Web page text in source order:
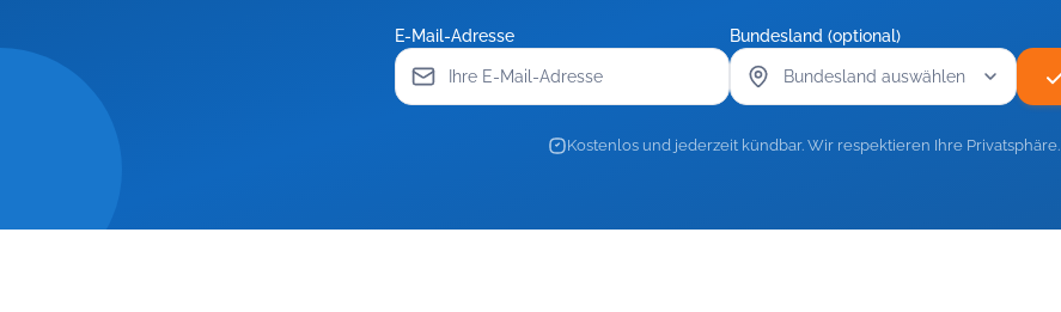
E-Mail-Adresse Bundesland (optional)
Kostenlos und jederzeit kündbar. Wir respektieren Ihre Privatsphäre.